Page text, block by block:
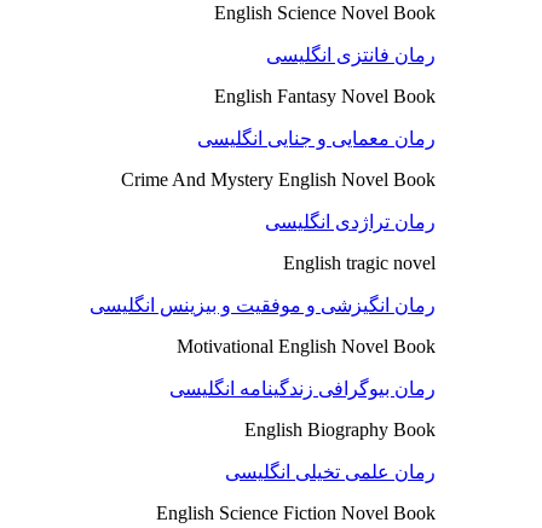
English Science Novel Book
رمان فانتزی انگلیسی
English Fantasy Novel Book
رمان معمایی و جنایی انگلیسی
Crime And Mystery English Novel Book
رمان تراژدی انگلیسی
English tragic novel
رمان انگیزشی و موفقیت و بیزینس انگلیسی
Motivational English Novel Book
رمان بیوگرافی زندگینامه انگلیسی
English Biography Book
رمان علمی تخیلی انگلیسی
English Science Fiction Novel Book